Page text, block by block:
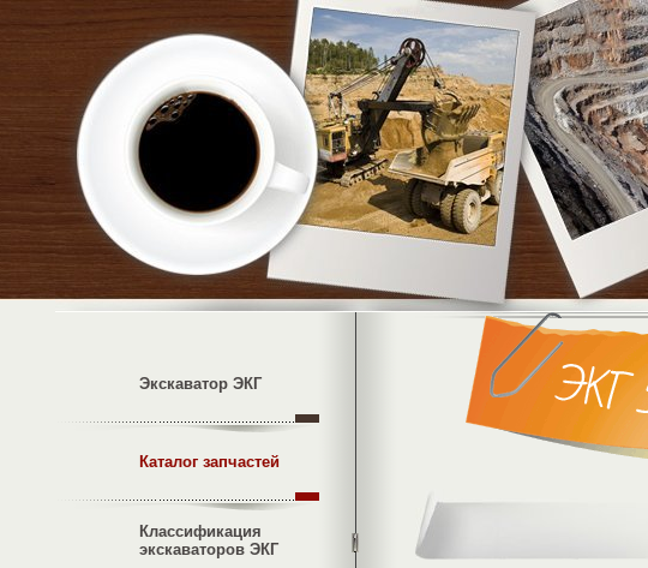
Экскаватор ЭКГ
Каталог запчастей
Классификация
экскаваторов ЭКГ